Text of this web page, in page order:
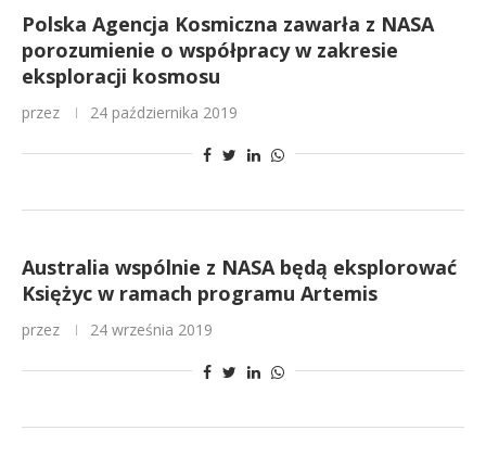
Polska Agencja Kosmiczna zawarła z NASA
porozumienie o współpracy w zakresie
eksploracji kosmosu
przez 24 października 2019
Australia wspólnie z NASA będą eksplorować
Księżyc w ramach programu Artemis
przez 24 września 2019